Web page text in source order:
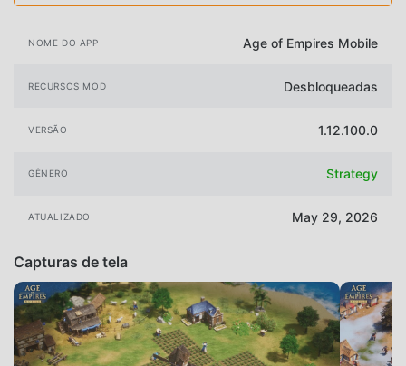
NOME DO APP Age of Empires Mobile
RECURSOS MOD Desbloqueadas
VERSÃO 1.12.100.0
GÊNERO Strategy
ATUALIZADO May 29, 2026
Capturas de tela